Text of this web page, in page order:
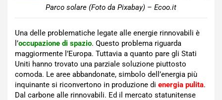
Parco solare (Foto da Pixabay) – Ecoo.it
Una delle problematiche legate alle energie rinnovabili è
l’occupazione di spazio. Questo problema riguarda
maggiormente l’Europa. Tuttavia a quanto pare gli Stati
Uniti hanno trovato una parziale soluzione piuttosto
comoda. Le aree abbandonate, simbolo dell’energia più
inquinante si riconvertono in produzione di energia pulita.
Dal carbone alle rinnovabili. Ed il mercato statunitense